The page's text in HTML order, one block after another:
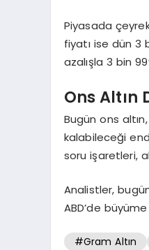
Piyasada
fiyatı ise dün 3
azalışla 3 bin
Ons Altın
Bugün ons
kalabileceği
soru işaretleri,
Analistler,
ABD’de
#Gram Altın